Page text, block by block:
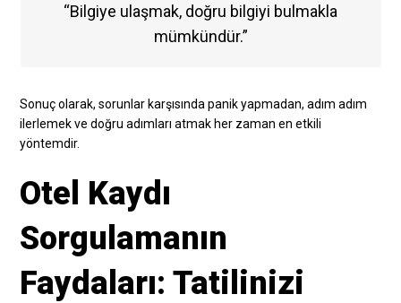
“Bilgiye ulaşmak, doğru bilgiyi bulmakla
mümkündür.”
Sonuç olarak, sorunlar karşısında panik yapmadan, adım adım
ilerlemek ve doğru adımları atmak her zaman en etkili
yöntemdir.
Otel Kaydı
Sorgulamanın
Faydaları: Tatilinizi